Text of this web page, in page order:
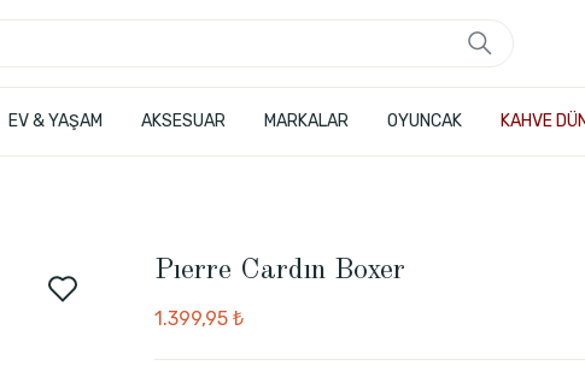
EV & YAŞAM AKSESUAR MARKALAR OYUNCAK KAHVE
Pıerre Cardın Boxer
1.399,95 ₺